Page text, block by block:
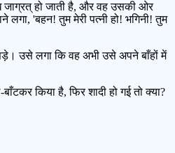
हो जाती है, और वह उसकी ओर
लगा, 'बहन! तुम मेरी पत्नी हो! भगिनी! तुम
उसे लगा कि वह अभी उसे अपने बाँहों में
किया है, फिर शादी हो गई तो क्या?